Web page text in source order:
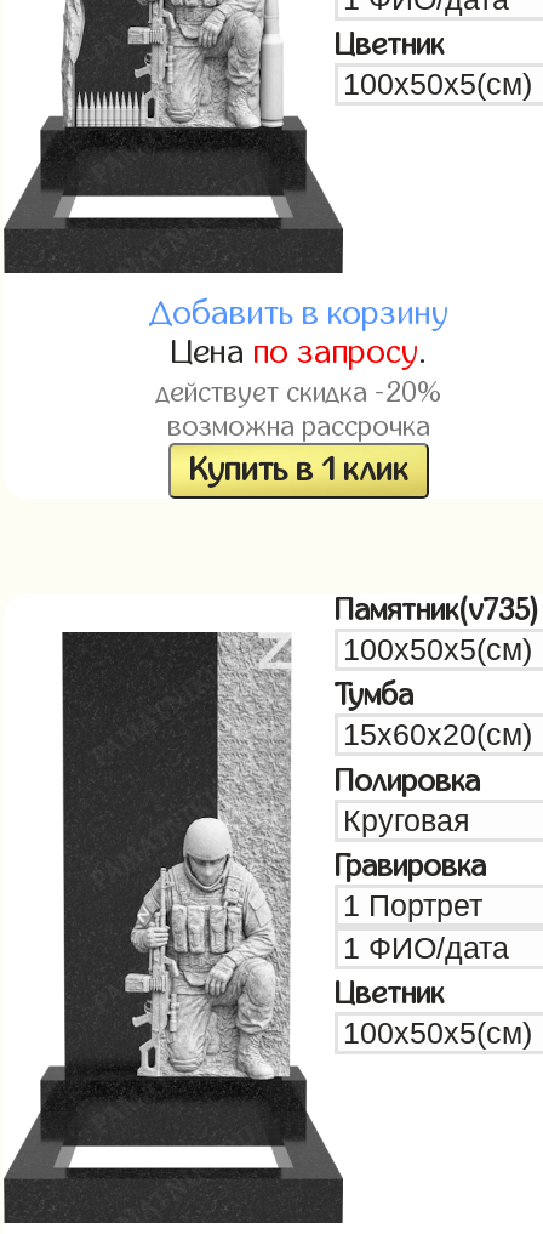
Цветник
Добавить в корзину
Цена по запросу.
действует скидка -20%
возможна рассрочка
Купить в 1 клик
Памятник(v735)
Тумба
Полировка
Гравировка
Цветник